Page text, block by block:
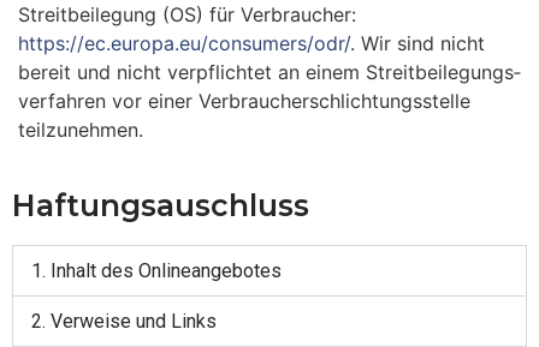
Strei­t­­bei­­le­­gung (OS) für Ver­brau­cher:
https://ec.europa.eu/consumers/odr/. Wir sind nicht
bereit und nicht ver­pflich­tet an einem Streit­bei­le­gungs­
ver­fah­ren vor einer Ver­brau­cher­schlich­tungs­stel­le
teilzunehmen.
Haf­tungs­au­schluss
1. Inhalt des Onlineangebotes
2. Ver­wei­se und Links